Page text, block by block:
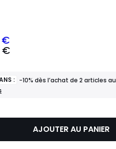
€
€
: -10% dès l’achat de 2 articles
AJOUTER AU PANIER